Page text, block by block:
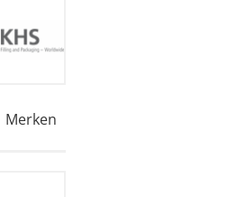
Merken